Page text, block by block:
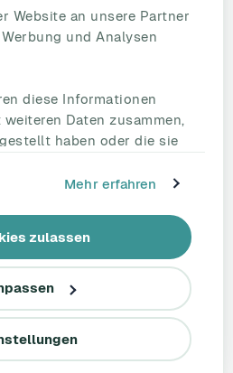
Website an unsere Partner
und Analysen
diese Informationen
Daten zusammen,
haben oder die sie
Mehr erfahren
zulassen
Unternehmen
Über uns
Sie mit uns
Kontakt
linkedin
Datenschutzerklärung
-Honestly MT GmbH